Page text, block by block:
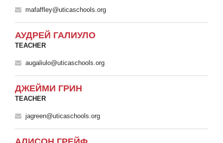
mafaffley@uticaschools.org
АУДРЕЙ ГАЛИУЛО
TEACHER
augaliulo@uticaschools.org
ДЖЕЙМИ ГРИН
TEACHER
jagreen@uticaschools.org